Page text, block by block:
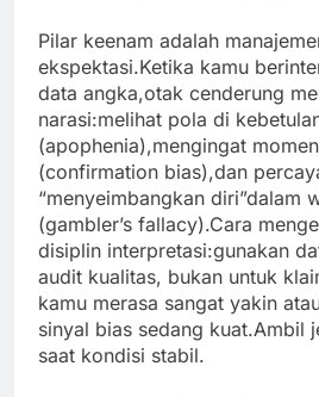
Pilar keenam adalah
ekspektasi.Ketika kamu
data angka,otak cenderung
narasi:melihat pola di
(apophenia),mengingat
(confirmation bias),dan
“menyeimbangkan diri”dalam
(gambler’s fallacy).Cara
disiplin interpretasi:gunakan
audit kualitas, bukan untuk
kamu merasa sangat yakin
sinyal bias sedang kuat.Ambil
saat kondisi stabil.